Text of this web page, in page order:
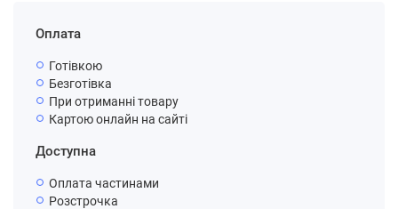
Оплата
Готівкою
Безготівка
При отриманні товару
Картою онлайн на сайті
Доступна
Оплата частинами
Розстрочка